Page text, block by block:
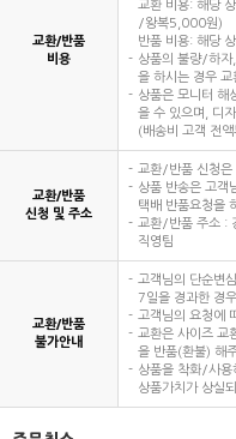
교환/반품
비용
교환 비용: 해당
/왕복5,000원)
반품 비용: 해당
상품의 불량/하자
을 하시는 경우
상품은 모니터 해
을 수 있으며, 디
(배송비 고객 전액
교환/반품
신청 및 주소
교환/반품 신청은
상품 반송은 고
택배 반품요청을
교환/반품 주소 :
직영팀
교환/반품
불가안내
고객님의 단순변
7일을 경과한 경우
고객님의 요청에
교환은 사이즈 교
을 반품(환불) 해
상품을 착화/사용
상품가치가 상실